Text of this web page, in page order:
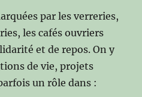
par les verreries,
les cafés ouvriers
et de repos. On y
de vie, projets
un rôle dans :